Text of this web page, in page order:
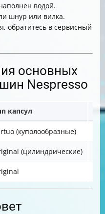
водой.
шнур или вилка.
обратитесь в сервисный
основных
Nespresso
капсул
(куполообразные)
(цилиндрические)